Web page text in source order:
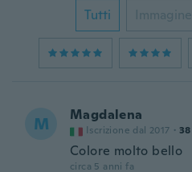
Tutti Immagine
M Magdalena
Iscrizione dal 2017 · 38
Colore molto bello
circa 5 anni fa